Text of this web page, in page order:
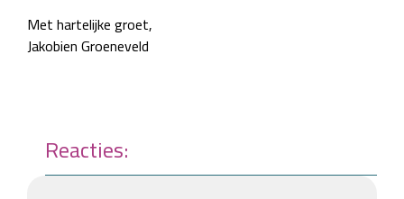
Met hartelijke groet,
Jakobien Groeneveld
Reacties: